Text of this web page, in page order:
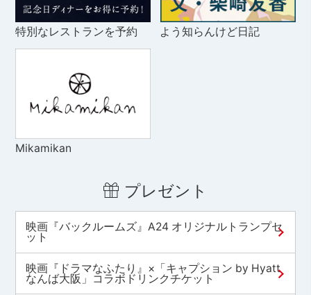
特別なレストランを予約 よう知らんけど日記
Mikamikan
プレゼント
映画『バックルームズ』A24 オリジナルトランプセ
ット
映画『ドラマなふたり』×「キャプション by Hyatt
なんば大阪」コラボドリンクチケット